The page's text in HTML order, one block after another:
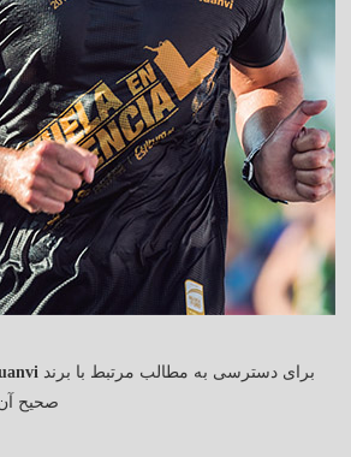
برای دسترسی به مطالب مرتبط با برند
صحیح